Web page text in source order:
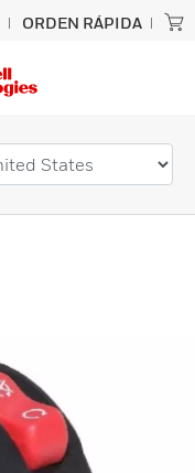
ORDEN RÁPIDA